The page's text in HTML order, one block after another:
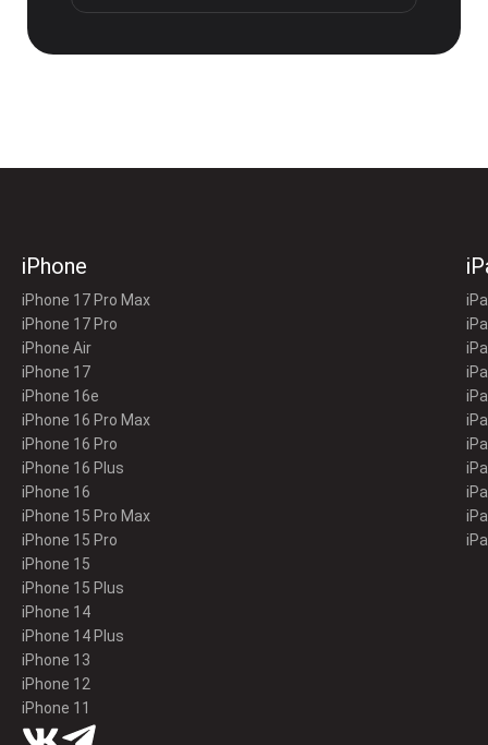
iPhone
iPhone 17 Pro Max
iPhone 17 Pro
iPhone Air
iPhone 17
iPhone 16e
iPhone 16 Pro Max
iPhone 16 Pro
iPhone 16 Plus
iPhone 16
iPhone 15 Pro Max
iPhone 15 Pro
iPhone 15
iPhone 15 Plus
iPhone 14
iPhone 14 Plus
iPhone 13
iPhone 12
iPhone 11